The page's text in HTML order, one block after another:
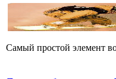
Самый простой элемент